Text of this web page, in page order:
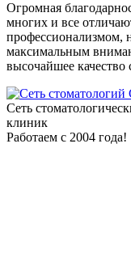
клиники
Огромная
многих и все
профессионализмом,
максимальным
высочайшее
Сеть
клиник
Работаем с 2004 года!